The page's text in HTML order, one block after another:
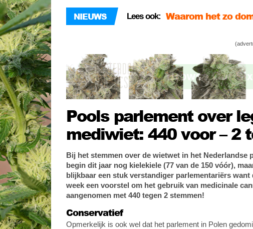
NIEUWS Lees ook: Waarom het zo
Verloren én
Pools parlement over
mediwiet: 440 voor – 2
Bij het stemmen over de wietwet in het Nederlandse
begin dit jaar nog kielekiele (77 van de 150 vóór),
blijkbaar een stuk verstandiger parlementariërs want
week een voorstel om het gebruik van medicinale
aangenomen met 440 tegen 2 stemmen!
Conservatief
Opmerkelijk is ook wel dat het parlement in Polen